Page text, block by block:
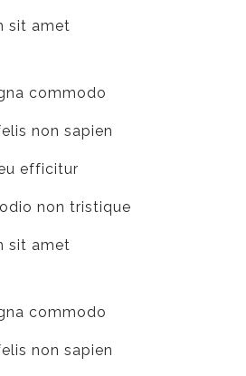
sit amet
commodo
non sapien
efficitur
non tristique
sit amet
commodo
non sapien